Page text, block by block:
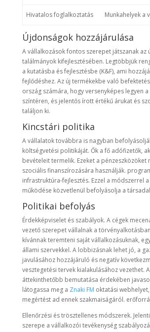
Hivatalos foglalkoztatás Munkahelyek a
Újdonságok hozzájárulása
A vállalkozások fontos szerepet játszanak az
találmányok kifejlesztésében. Legtöbbjük
a kutatásba és fejlesztésbe (K&F), ami
fejlődéshez. Az új termékekbe való
ország számára, hogy versenyképes legyen
színtéren, és jelentős írott értékű árukat és
találjon ki.
Kincstári politika
A vállalatok továbbra is nagyban
költségvetési politikáját. Ők a fő adófizetők,
bevételeit termelik. Ezeket a pénzeszközöket
szociális finanszírozására használják.
infrastruktúra-fejlesztés. Ezzel a módszerrel
működése közvetlenül befolyásolja a
Politikai befolyás
Érdekképviselet és szabályok. A cégek
vezető szerepet vállalnak a
kívánnak teremteni saját vállalkozásuknak,
állami szervekkel. A lobbizásnak lehet jó, a
javulásához hozzájáruló és negatív
vesztegetési tervek kialakulásához vezethet.
áttekinthetőbb bemutatása érdekében
látogassa meg a Znaki FM oktatási
megértést ad ennek szakmaiságáról.
Ellenőrzési és trösztellenes módszerek.
szerepe a vállalkozói tevékenység